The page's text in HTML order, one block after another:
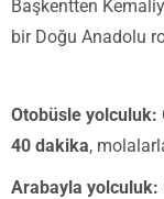
Başkentten
bir Doğu Anadolu
Otobüsle yolculuk:
40 dakika,
Arabayla yolculuk: